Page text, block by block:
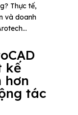
Thực tế,
và doanh
kế
hơn
tác